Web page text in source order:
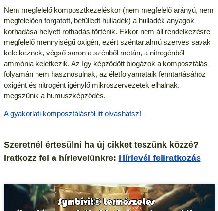
Nem megfelelő komposztkezeléskor (nem megfelelő arányú, nem
megfelelően forgatott, befülledt hulladék) a hulladék anyagok
korhadása helyett rothadás történik. Ekkor nem áll rendelkezésre
megfelelő mennyiségű oxigén, ezért széntartalmú szerves savak
keletkeznek, végső soron a szénből metán, a nitrogénből
ammónia keletkezik. Az így képződött biogázok a komposztálás
folyamán nem hasznosulnak, az életfolyamataik fenntartásához
oxigént és nitrogént igénylő mikroszervezetek elhalnak,
megszűnik a humuszképződés.
A gyakorlati komposztálásról itt olvashatsz!
Szeretnél értesülni ha új cikket teszünk közzé?
Iratkozz fel a hírlevelünkre: Hírlevél feliratkozás